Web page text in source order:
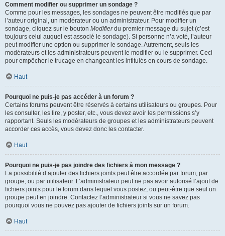
Comment modifier ou supprimer un sondage ?
Comme pour les messages, les sondages ne peuvent être modifiés que par
l’auteur original, un modérateur ou un administrateur. Pour modifier un
sondage, cliquez sur le bouton Modifierdu premier message du sujet (c’est
toujours celui auquel est associé le sondage). Si personne n’a voté, l’auteur
peut modifier une option ou supprimer le sondage. Autrement, seuls les
modérateurs et les administrateurs peuvent le modifier ou le supprimer. Ceci
pour empêcher le trucage en changeant les intitulés en cours de sondage.
Haut
Pourquoi ne puis-je pas accéder à un forum ?
Certains forums peuvent être réservés à certains utilisateurs ou groupes. Pour
les consulter, les lire, y poster, etc., vous devez avoir les permissions s’y
rapportant. Seuls les modérateurs de groupes et les administrateurs peuvent
accorder ces accès, vous devez donc les contacter.
Haut
Pourquoi ne puis-je pas joindre des fichiers à mon message ?
La possibilité d’ajouter des fichiers joints peut être accordée par forum, par
groupe, ou par utilisateur. L’administrateur peut ne pas avoir autorisé l’ajout de
fichiers joints pour le forum dans lequel vous postez, ou peut-être que seul un
groupe peut en joindre. Contactez l’administrateur si vous ne savez pas
pourquoi vous ne pouvez pas ajouter de fichiers joints sur un forum.
Haut